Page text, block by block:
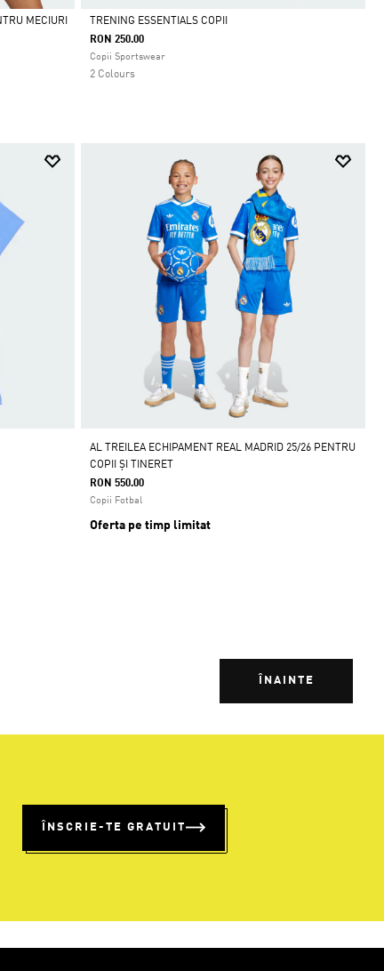
MECIURI
Da
TRENING ESSENTIALS COPII
RON 250.00
Copii Sportswear
2 Colours
AL TREILEA ECHIPAMENT REAL MADRID 25/26 PENTRU
COPII ȘI TINERET
RON 550.00
Copii Fotbal
Oferta pe timp limitat
ÎNAINTE
ÎNSCRIE-TE GRATUIT